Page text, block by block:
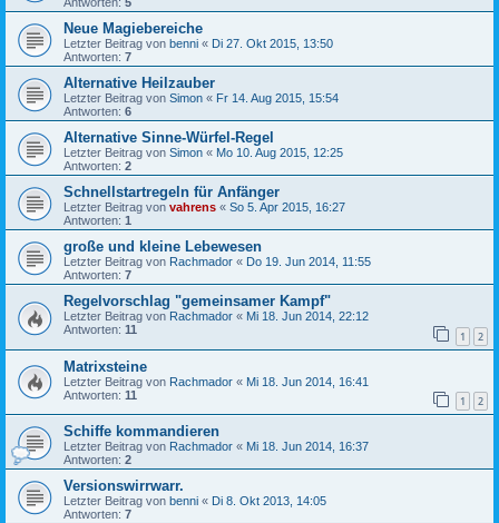
Neue Magiebereiche
Letzter Beitrag von benni « Di 27. Okt 2015, 13:50
Antworten: 7
Alternative Heilzauber
Letzter Beitrag von Simon « Fr 14. Aug 2015, 15:54
Antworten: 6
Alternative Sinne-Würfel-Regel
Letzter Beitrag von Simon « Mo 10. Aug 2015, 12:25
Antworten: 2
Schnellstartregeln für Anfänger
Letzter Beitrag von vahrens « So 5. Apr 2015, 16:27
Antworten: 1
große und kleine Lebewesen
Letzter Beitrag von Rachmador « Do 19. Jun 2014, 11:55
Antworten: 7
Regelvorschlag "gemeinsamer Kampf"
Letzter Beitrag von Rachmador « Mi 18. Jun 2014, 22:12
Antworten: 11 1 2
Matrixsteine
Letzter Beitrag von Rachmador « Mi 18. Jun 2014, 16:41
Antworten: 11 1 2
Schiffe kommandieren
Letzter Beitrag von Rachmador « Mi 18. Jun 2014, 16:37
Antworten: 2
Versionswirrwarr.
Letzter Beitrag von benni « Di 8. Okt 2013, 14:05
Antworten: 7